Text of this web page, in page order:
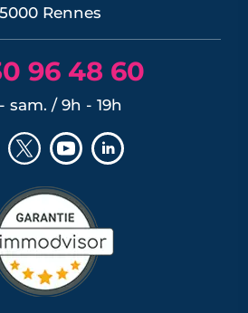
Rennes
96 48 60
sam. / 9h - 19h